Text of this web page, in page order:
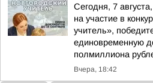
Сегодня, 7
на участие в
учитель»,
единовременную
полмиллиона
Вчера, 18:42